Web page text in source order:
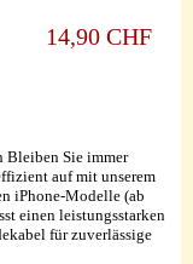
14,90 CHF
Bleiben Sie immer
auf mit unserem
iPhone-Modelle (ab
einen leistungsstarken
für zuverlässige